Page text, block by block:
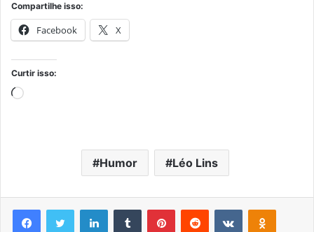
Compartilhe isso:
Facebook X
Curtir isso:
Carregando...
Humor Léo Lins
FacebookTwitter LinkedinTumblr PinterestReddit VK OK